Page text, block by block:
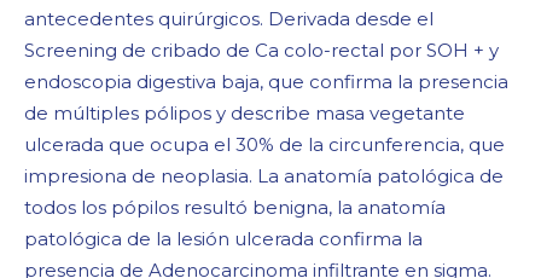
antecedentes quirúrgicos. Derivada desde el
Screening de cribado de Ca colo-rectal por SOH + y
endoscopia digestiva baja, que confirma la presencia
de múltiples pólipos y describe masa vegetante
ulcerada que ocupa el 30% de la circunferencia, que
impresiona de neoplasia. La anatomía patológica de
todos los pópilos resultó benigna, la anatomía
patológica de la lesión ulcerada confirma la
presencia de Adenocarcinoma infiltrante en sigma.